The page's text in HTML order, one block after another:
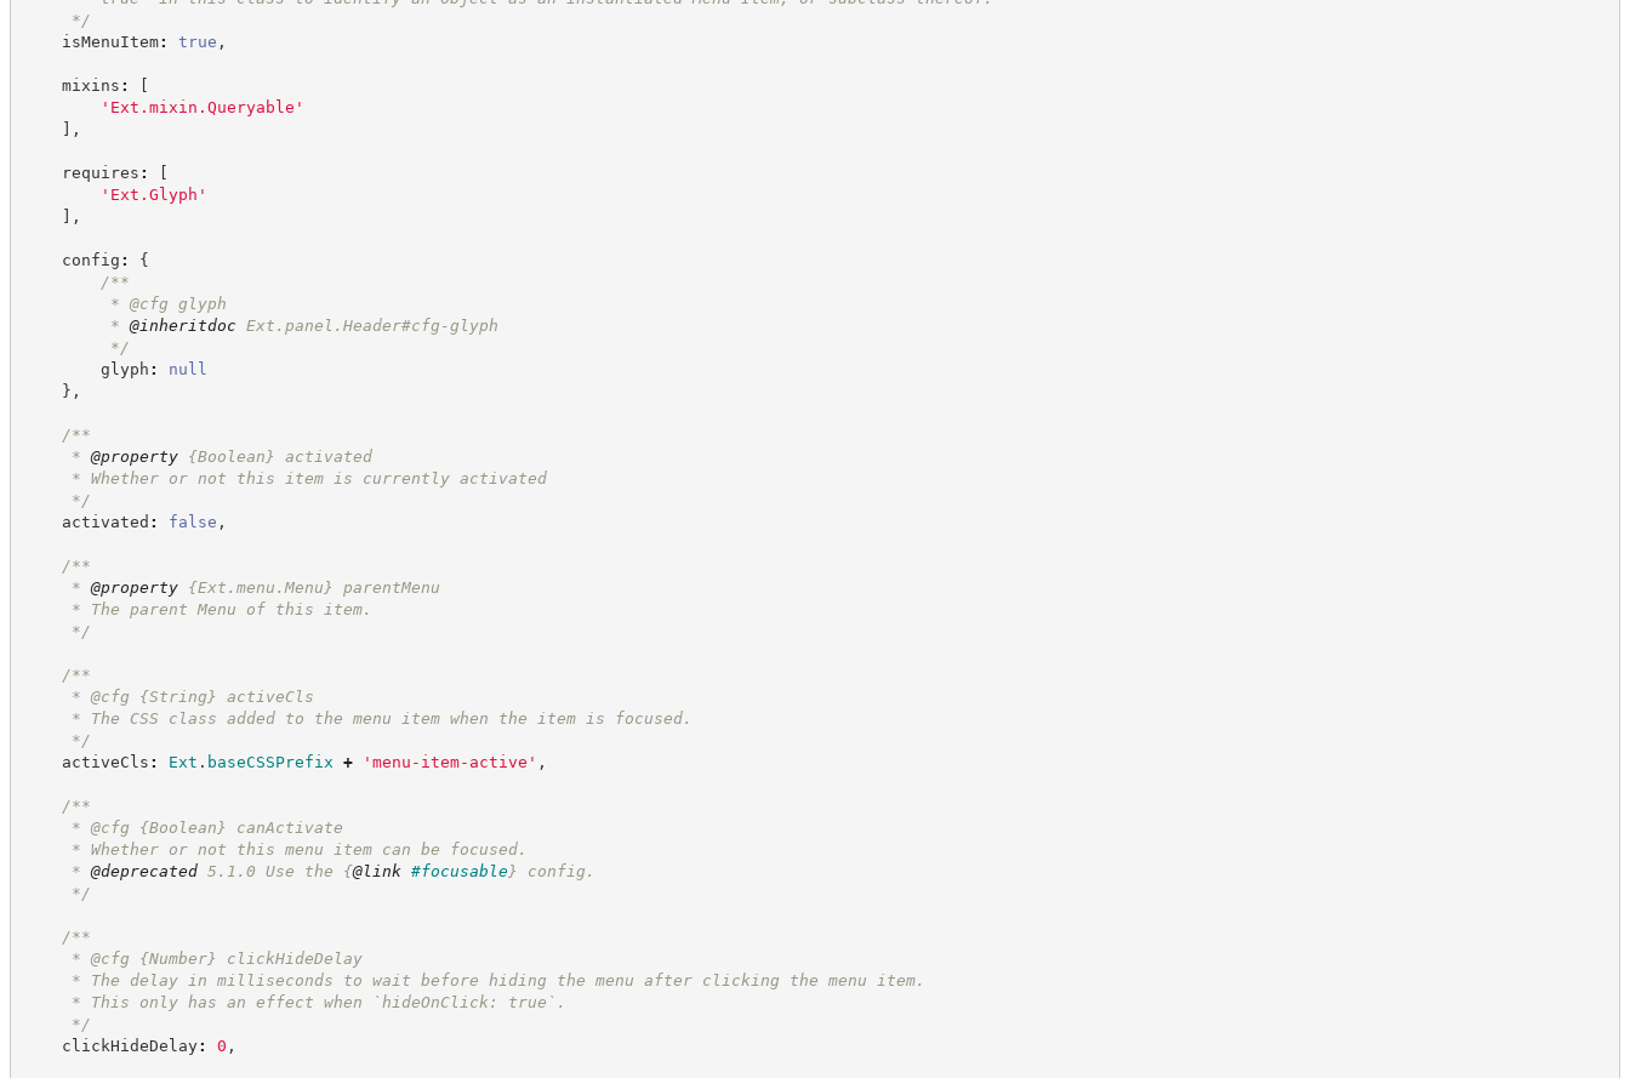
*/
isMenuItem: true ,
mixins :
[
' Ext.mixin.Queryable '
] ,
requires :
[
' Ext.Glyph '
] ,
config :
{
/**
* @cfg glyph
* @inheritdoc Ext.panel.Header#cfg-glyph
*/
glyph :
null
} ,
/**
* @property {Boolean}
activated
* Whether or not this item is currently activated
*/
activated : false ,
/**
* @property {Ext.menu.Menu}
parentMenu
* The parent Menu of this item.
*/
/**
* @cfg {String}
activeCls
* The CSS class added to the menu item when the item is focused.
*/
activeCls : Ext . baseCSSPrefix + ' menu-item-active ' ,
/**
* @cfg {Boolean}
canActivate
* Whether or not this menu item can be focused.
* @deprecated 5.1.0 Use the {@link #focusable} config.
*/
/**
* @cfg {Number}
clickHideDelay
* The delay in milliseconds to wait before hiding the menu after clicking the menu item.
* This only has an effect when `hideOnClick: true`.
*/
clickHideDelay: 0 ,